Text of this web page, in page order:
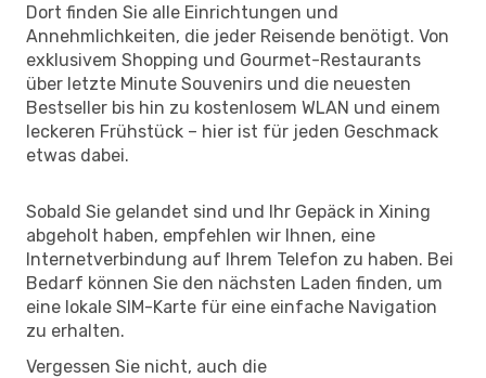
Dort finden Sie alle Einrichtungen und
Annehmlichkeiten, die jeder Reisende benötigt. Von
exklusivem Shopping und Gourmet-Restaurants
über letzte Minute Souvenirs und die neuesten
Bestseller bis hin zu kostenlosem WLAN und einem
leckeren Frühstück – hier ist für jeden Geschmack
etwas dabei.
Sobald Sie gelandet sind und Ihr Gepäck in Xining
abgeholt haben, empfehlen wir Ihnen, eine
Internetverbindung auf Ihrem Telefon zu haben. Bei
Bedarf können Sie den nächsten Laden finden, um
eine lokale SIM-Karte für eine einfache Navigation
zu erhalten.
Vergessen Sie nicht, auch die